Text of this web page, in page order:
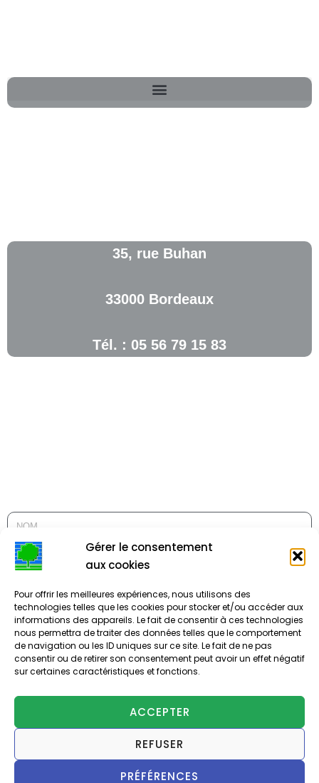
Gérer le consentement
aux cookies
Pour offrir les meilleures expériences, nous utilisons des
technologies telles que les cookies pour stocker et/ou accéder aux
informations des appareils. Le fait de consentir à ces technologies
nous permettra de traiter des données telles que le comportement
de navigation ou les ID uniques sur ce site. Le fait de ne pas
consentir ou de retirer son consentement peut avoir un effet négatif
sur certaines caractéristiques et fonctions.
ACCEPTER
REFUSER
PRÉFÉRENCES
35, rue Buhan
33000 Bordeaux
Tél. : 05 56 79 15 83
ENVOYER